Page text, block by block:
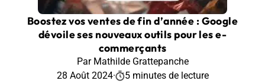
Boostez vos ventes de fin d’année : Google
dévoile ses nouveaux outils pour les e-
commerçants
Par Mathilde Grattepanche
28 Août 2024· 5 minutes de lecture